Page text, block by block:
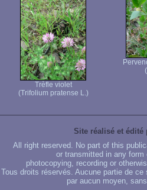
Trèfle violet
(Trifolium pratense L.)
Site réalisé et édité
All right reserved. No part of this
or transmitted in any
photocopying, recording or
Tous droits réservés. Aucune partie de
par aucun moyen,